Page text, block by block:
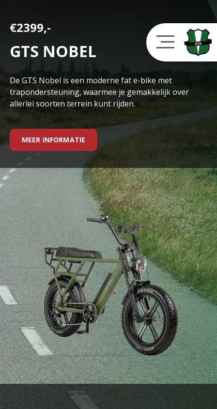
€2399,-
GTS NOBEL
De GTS Nobel is een moderne fat e-bike met
trapondersteuning, waarmee je gemakkelijk over
allerlei soorten terrein kunt rijden.
MEER INFORMATIE